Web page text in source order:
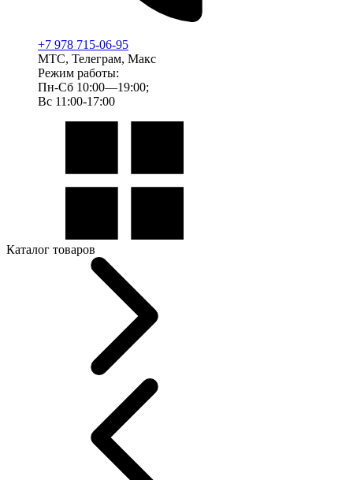
+7 978 715-06-95
МТС, Телеграм, Макс
Режим работы:
Пн-Сб 10:00—19:00;
Вс 11:00-17:00
Каталог товаров